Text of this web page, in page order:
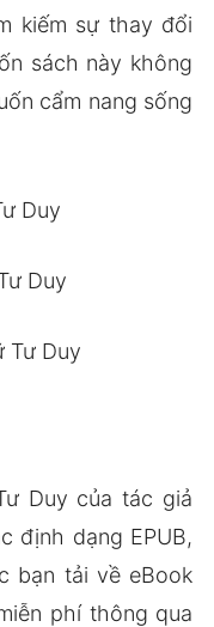
kiếm sự thay đổi
sách này không
cẩm nang sống
Duy
Duy
Tư Duy
Duy của tác giả
định dạng EPUB,
bạn tải về eBook
phí thông qua